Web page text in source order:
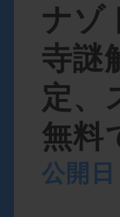
ナゾ
寺謎
定、
無料
公開